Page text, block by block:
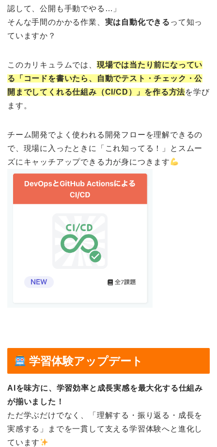
認して、公開も手動でやる…」
そんな手間のかかる作業、 実は自動化できる って知っ
ていますか？
このカリキュラムでは、 現場では当たり前になってい
る「コードを書いたら、自動でテスト・チェック・公
開までしてくれる仕組み（CI/CD）」を作る方法を学び
ます。
チーム開発でよく使われる開発フローを理解できるの
で、現場に入ったときに「これ知ってる！」とスムー
ズにキャッチアップできる力が身につきます
学習体験アップデート
AIを味方に、学習効率と成長実感を最大化する仕組み
が揃いました！
ただ学ぶだけでなく、「理解する・振り返る・成長を
実感する」までを一貫して支える学習体験へと進化し
ています